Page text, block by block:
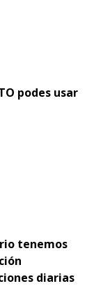
podes usar
tenemos
diarias